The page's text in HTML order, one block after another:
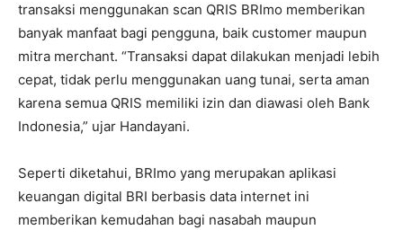
transaksi menggunakan scan QRIS BRImo memberikan
banyak manfaat bagi pengguna, baik customer maupun
mitra merchant. “Transaksi dapat dilakukan menjadi lebih
cepat, tidak perlu menggunakan uang tunai, serta aman
karena semua QRIS memiliki izin dan diawasi oleh Bank
Indonesia,” ujar Handayani.
Seperti diketahui, BRImo yang merupakan aplikasi
keuangan digital BRI berbasis data internet ini
memberikan kemudahan bagi nasabah maupun